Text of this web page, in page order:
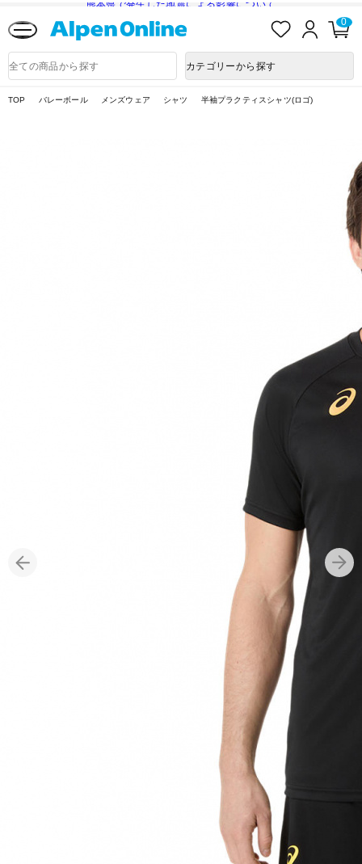
熊本県で発生した地震による影響について
入
ロ
ン
0
品
検
カテゴリーから探す
TOP バレーボール メンズウェア シャツ 半袖プラクティスシャツ(ロゴ)